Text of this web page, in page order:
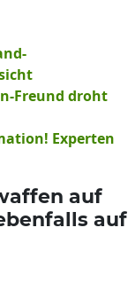
Freund droht
Experten
auf
auf